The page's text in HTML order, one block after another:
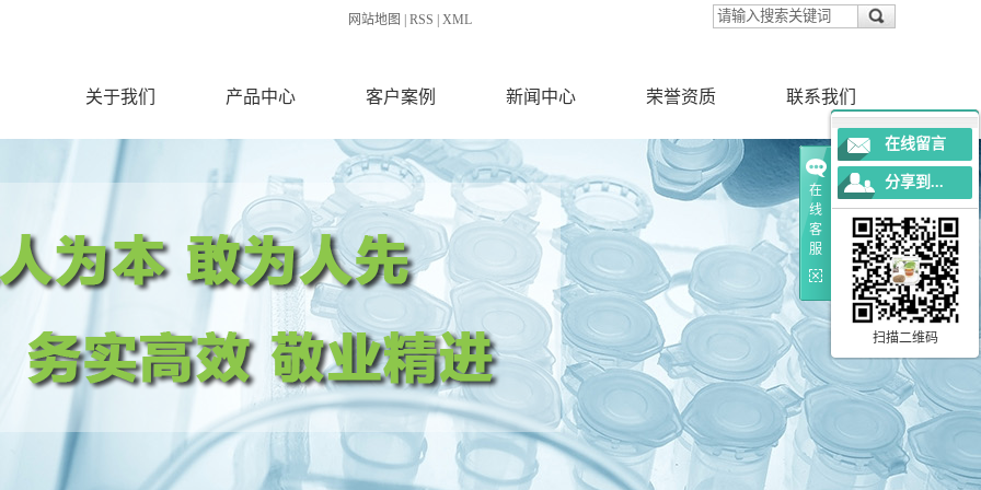
网站地图 RSS XML
关于我们
公司简介
产品中心
速溶粉代加工
液体饮料代加工
植物提取物
客户案例
合作案例
新闻中心
行业新闻
荣誉资质 联系我们
在
线
客
服
在线留言
分享到...
扫描二维码